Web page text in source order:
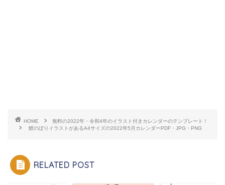
HOME
無料の2022年・令和4年のイラスト付きカレンダーのテンプレート！
鯉のぼりイラストがあるA4サイズの2022年5月カレンダーPDF・JPG・PNG
RELATED POST